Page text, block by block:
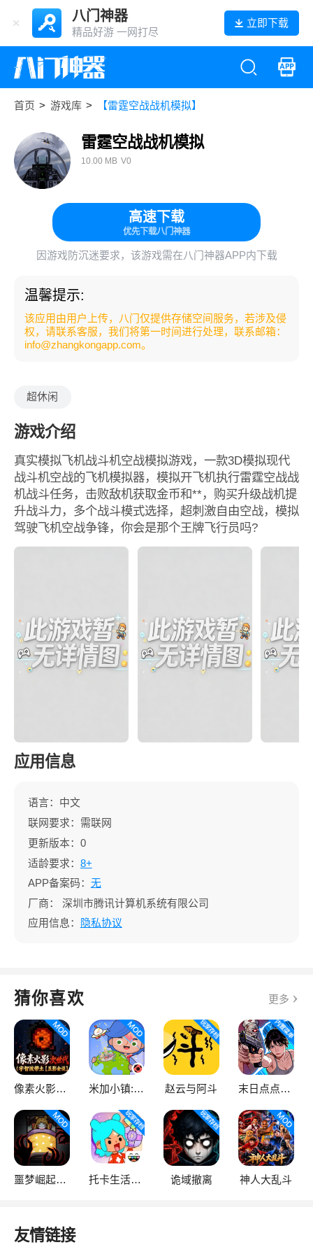
八门神器
精品好游 一网打尽
立即下载
首页 > 游戏库 > 【雷霆空战战机模拟】
雷霆空战战机模拟
10.00 MB V0
高速下载
优先下载八门神器
因游戏防沉迷要求，该游戏需在八门神器APP内下载
温馨提示:
该应用由用户上传，八门仅提供存储空间服务，若涉及侵
权，请联系客服，我们将第一时间进行处理，联系邮箱：
info@zhangkongapp.com。
超休闲
游戏介绍
真实模拟飞机战斗机空战模拟游戏，一款3D模拟现代
战斗机空战的飞机模拟器，模拟开飞机执行雷霆空战战
机战斗任务，击败敌机获取金币和**，购买升级战机提
升战斗力，多个战斗模式选择，超刺激自由空战，模拟
驾驶飞机空战争锋，你会是那个王牌飞行员吗?
应用信息
语言：中文
联网要求：需联网
更新版本：0
适龄要求： 8+
APP备案码： 无
厂商：
深圳市腾讯计算机系统有限公司
应用信息：
隐私协议
猜你喜欢 更多
像素火影次世代 米加小镇:世界 赵云与阿斗 末日点点（辅助菜单）
噩梦崛起：生存 托卡生活：世界 诡域撤离 神人大乱斗
友情链接